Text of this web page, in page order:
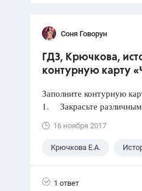
Соня Говорун
ГДЗ, Крючкова,
контурную карту
Заполните контурную
1. Закрасьте
16 ноября 2017
Крючкова Е.А.
1 ответ